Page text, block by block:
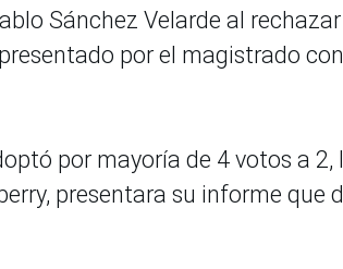
Sánchez Velarde al
por el magistrado
por mayoría de 4 votos a
presentara su informe que